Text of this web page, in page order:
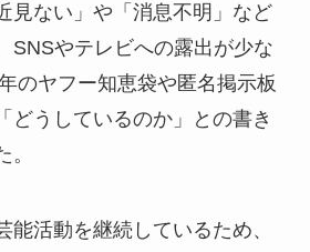
見ない」や「消息不明」など
SNSやテレビへの露出が少な
のヤフー知恵袋や匿名掲示板
どうしているのか」との書き
能活動を継続しているため、